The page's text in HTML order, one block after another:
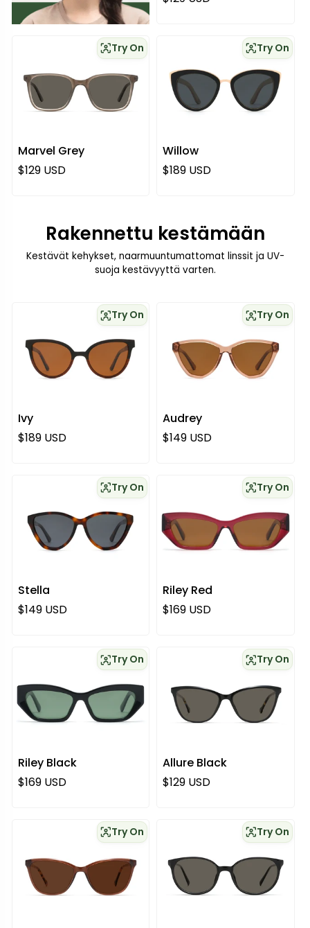
Marvel Grey
Try On
Normaali hinta
$129 USD
Willow
Try On
Normaali hinta
$189 USD
Rakennettu kestämään
Kestävät kehykset, naarmuuntumattomat linssit ja UV-
suoja kestävyyttä varten.
Ivy
Try On
Normaali hinta
$189 USD
Audrey
Try On
Normaali hinta
$149 USD
Stella
Try On
Normaali hinta
$149 USD
Riley Red
Try On
Normaali hinta
$169 USD
Riley Black
Try On
Normaali hinta
$169 USD
Allure Black
Try On
Normaali hinta
$129 USD
Try On Try On